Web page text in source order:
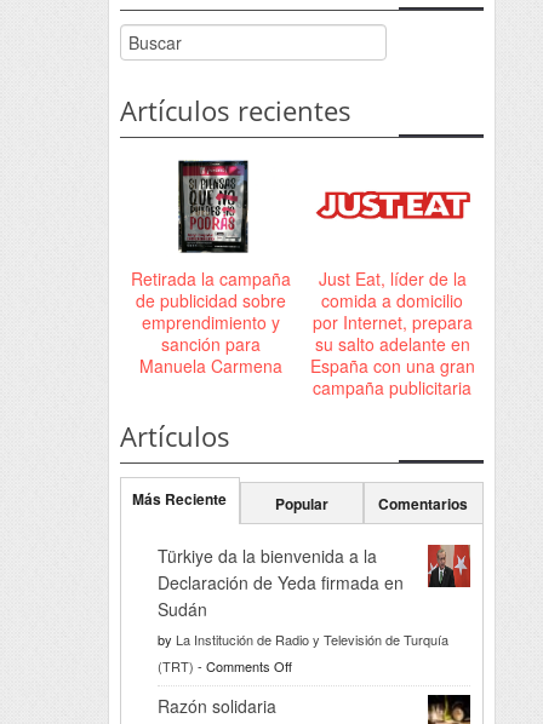
Artículos recientes
Retirada la campaña
de publicidad sobre
emprendimiento y
sanción para
Manuela Carmena
Just Eat, líder de la
comida a domicilio
por Internet, prepara
su salto adelante en
España con una gran
campaña publicitaria
Artículos
Más Reciente Popular Comentarios
Türkiye da la bienvenida a la
Declaración de Yeda firmada en
Sudán
by La Institución de Radio y Televisión de Turquía
(TRT) - Comments Offon
Türkiye
Razón solidaria